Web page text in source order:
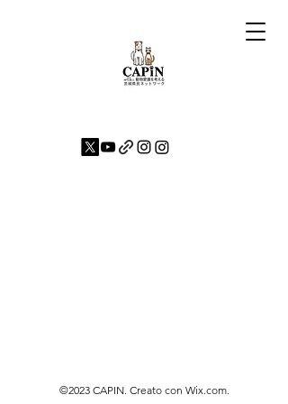
©2023 CAPIN. Creato con Wix.com.